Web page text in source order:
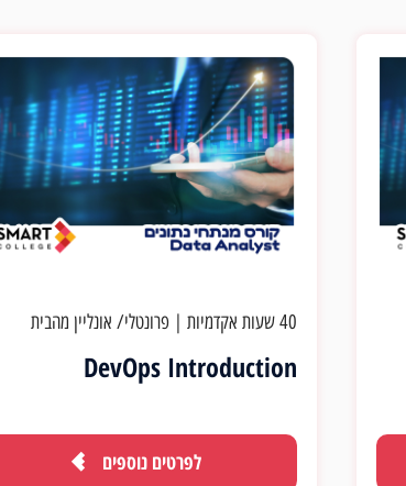
40 שעות אקדמיות | פרונטלי/ אונליין מהבית
DevOps Introduction
לפרטים נוספים